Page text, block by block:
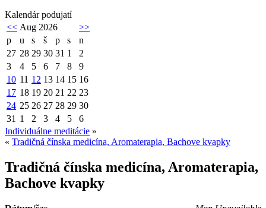
Kalendár podujatí
<< Aug 2026
>>
p
u s š p s
n
27 28 29 30 31 1
2
3
4 5 6 7 8
9
10 11 12 13 14 15 16
17 18 19 20 21 22 23
24 25 26 27 28 29 30
31 1 2 3 4 5
6
Individuálne meditácie »
« Tradičná čínska medicína, Aromaterapia, Bachove kvapky
Tradičná čínska medicína, Aromaterapia,
Bachove kvapky